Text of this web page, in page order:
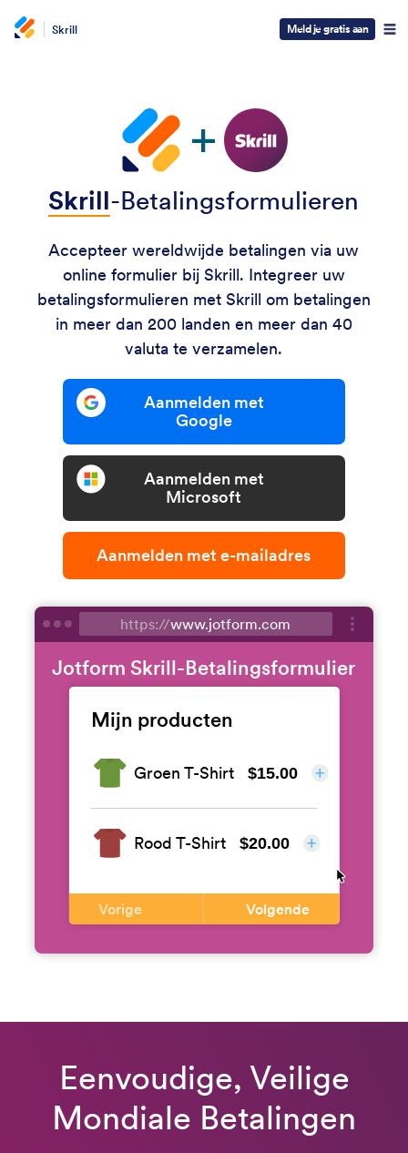
Skrill Meld je gratis aan
Skrill-Betalingsformulieren
Accepteer wereldwijde betalingen via uw
online formulier bij Skrill. Integreer uw
betalingsformulieren met Skrill om betalingen
in meer dan 200 landen en meer dan 40
valuta te verzamelen.
Aanmelden met
Google
Aanmelden met
Microsoft
Aanmelden met e-mailadres
https://www.jotform.com
Jotform Skrill-Betalingsformulier
Mijn producten
Groen T-Shirt $15.00
Rood T-Shirt $20.00
Vorige Volgende
Eenvoudige, Veilige
Mondiale Betalingen